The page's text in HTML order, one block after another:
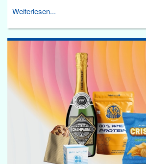
Weiterlesen...